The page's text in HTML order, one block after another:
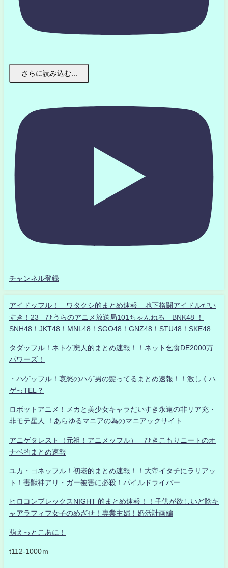
さらに読み込む...
チャンネル登録
アイドッフル！ ワタクシ的まとめ速報 地下格闘アイドルだい
すき！23 ひうらのアニメ放送局101ちゃんねる BNK48 ！
SNH48！JKT48！MNL48！SGO48！GNZ48！STU48！SKE48
タダッフル！ネトゲ廃人的まとめ速報！！ネット乞食DE2000万
パワーズ！
・ハゲッフル！哀愁のハゲ男の髪ってるまとめ速報！！激しくハ
ゲっTEL？
ロボットアニメ！メカと美少女キャラだいすき永遠の非リア充・
非モテ星人 ！あらゆるマニアの為のマニアックサイト
アニゲタレスト（元祖！アニメッフル） ひきこもりニートのオ
ナベ的まとめ速報
ユカ・ヨネッフル！初老的まとめ速報！！大帝イタチにラリアッ
ト！害獣神アリ・ガー被害に必殺！パイルドライバー
ヒロコンプレックスNIGHT 的まとめ速報！！子供が欲しいど陰キ
ャアラフィフ女子のめざせ！専業主婦！婚活計画編
萌えっとこあに！
t112-1000ｍ